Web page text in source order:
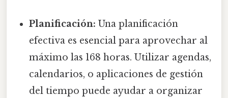
Planificación: Una planificación
efectiva es esencial para aprovechar al
máximo las 168 horas. Utilizar agendas,
calendarios, o aplicaciones de gestión
del tiempo puede ayudar a organizar